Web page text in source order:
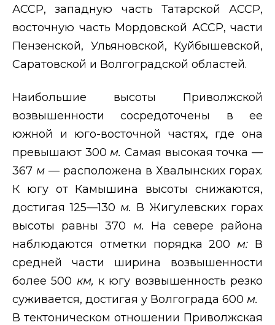
АССР, западную часть Татарской АССР,
восточную часть Мордовской АССР, части
Пензенской, Ульяновской, Куйбышевской,
Саратовской и Волгоградской областей.
Наибольшие высоты Приволжской
возвышенности сосредоточены в ее
южной и юго-восточной частях, где она
превышают 300 м.Самая высокая точка —
367 м — расположена в Хвалынских горах.
К югу от Камышина высоты снижаются,
достигая 125—130 м. В Жигулевских горах
высоты равны 370 м. На севере района
наблюдаются отметки порядка 200 м: В
средней части ширина возвышенности
более 500 км, к югу возвышенность резко
суживается, достигая у Волгограда 600 м.
В тектоническом отношении Приволжская